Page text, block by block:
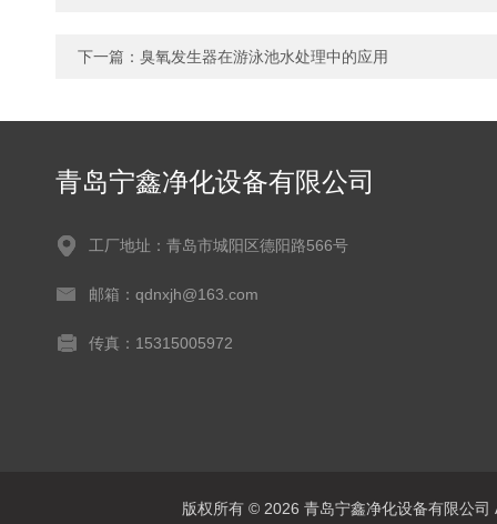
下一篇： 臭氧发生器在游泳池水处理中的应用
青岛宁鑫净化设备有限公司
工厂地址：青岛市城阳区德阳路566号
邮箱：qdnxjh@163.com
传真：15315005972
版权所有 © 2026 青岛宁鑫净化设备有限